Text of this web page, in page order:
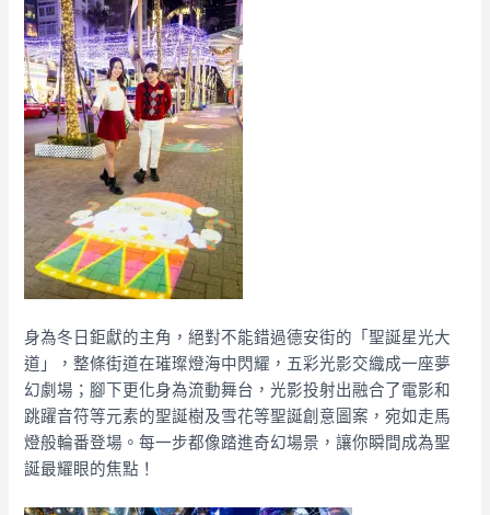
身為冬日鉅獻的主角，絕對不能錯過德安街的「聖誕星光大
道」，整條街道在璀璨燈海中閃耀，五彩光影交織成一座夢
幻劇場；腳下更化身為流動舞台，光影投射出融合了電影和
跳躍音符等元素的聖誕樹及雪花等聖誕創意圖案，宛如走馬
燈般輪番登場。每一步都像踏進奇幻場景，讓你瞬間成為聖
誕最耀眼的焦點！